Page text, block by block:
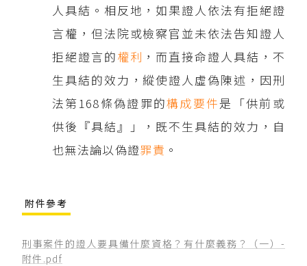
人具結。相反地，如果證人依法有拒絕證
言權，但法院或檢察官並未依法告知證人
拒絕證言的權利 ，而直接命證人具結，不
生具結的效力，縱使證人虛偽陳述，因刑
法第168條偽證罪的構成要件是「供前或
供後『具結』」，既不生具結的效力，自
也無法論以偽證罪責 。
附件參考
刑事案件的證人要具備什麼資格？有什麼義務？（一）-
附件.pdf